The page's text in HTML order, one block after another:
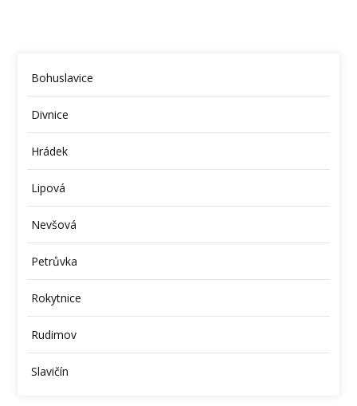
Bohuslavice
Divnice
Hrádek
Lipová
Nevšová
Petrůvka
Rokytnice
Rudimov
Slavičín